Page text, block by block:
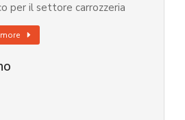
per il settore carrozzeria